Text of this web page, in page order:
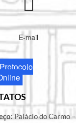
E-mail
Protocolo
Palácio do Carmo –